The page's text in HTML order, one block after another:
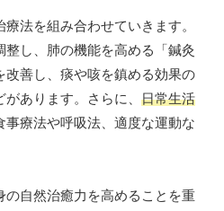
法を組み合わせていきます。
し、肺の機能を高める「鍼灸
改善し、痰や咳を鎮める効果の
あります。さらに、 日常生活
事療法や呼吸法、適度な運動な
の自然治癒力を高めることを重